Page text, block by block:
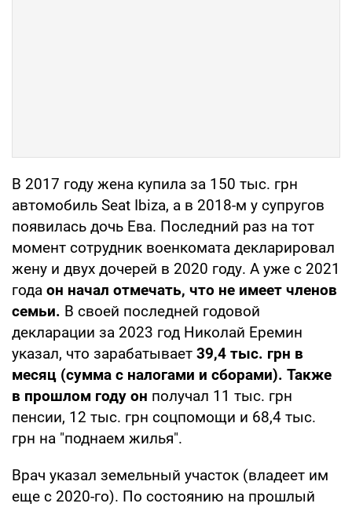
В 2017 году жена купила за 150 тыс. грн
автомобиль Seat Ibiza, а в 2018-м у супругов
появилась дочь Ева. Последний раз на тот
момент сотрудник военкомата декларировал
жену и двух дочерей в 2020 году. А уже с 2021
года он начал отмечать, что не имеет членов
семьи. В своей последней годовой
декларации за 2023 год Николай Еремин
указал, что зарабатывает 39,4 тыс. грн в
месяц (сумма с налогами и сборами). Также
в прошлом году он получал 11 тыс. грн
пенсии, 12 тыс. грн соцпомощи и 68,4 тыс.
грн на "поднаем жилья".
Врач указал земельный участок (владеет им
еще с 2020-го). По состоянию на прошлый